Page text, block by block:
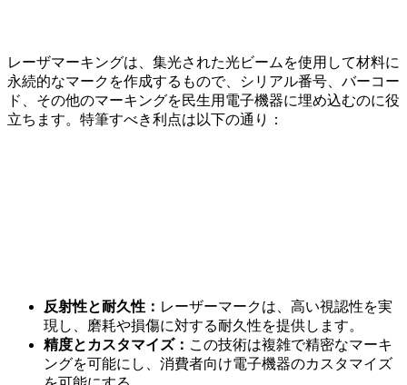
レーザマーキングは、集光された光ビームを使用して材料に
永続的なマークを作成するもので、シリアル番号、バーコー
ド、その他のマーキングを民生用電子機器に埋め込むのに役
立ちます。特筆すべき利点は以下の通り：
反射性と耐久性： レーザーマークは、高い視認性を実
現し、磨耗や損傷に対する耐久性を提供します。
精度とカスタマイズ： この技術は複雑で精密なマーキ
ングを可能にし、消費者向け電子機器のカスタマイズ